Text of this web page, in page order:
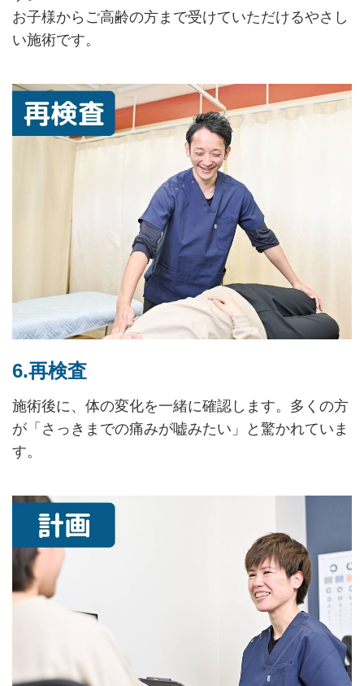
お子様からご高齢の方まで受けていただけるやさし
い施術です。
6.再検査
施術後に、体の変化を一緒に確認します。多くの方
が「さっきまでの痛みが嘘みたい」と驚かれていま
す。